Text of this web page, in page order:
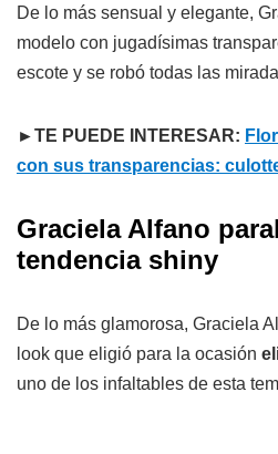
De lo más sensual y elegante,
modelo con jugadísimas
escote y se robó todas las
►TE PUEDE INTERESAR:
con sus transparencias:
Graciela Alfano
tendencia shiny
De lo más glamorosa, Graciela
look que eligió para la ocasión
uno de los infaltables de esta